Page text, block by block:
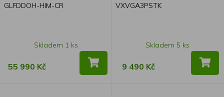
GLFDDOH-HIM-CR
Skladem 1 ks
55 990 Kč
VXVGA3PSTK
Skladem 5 ks
9 490 Kč